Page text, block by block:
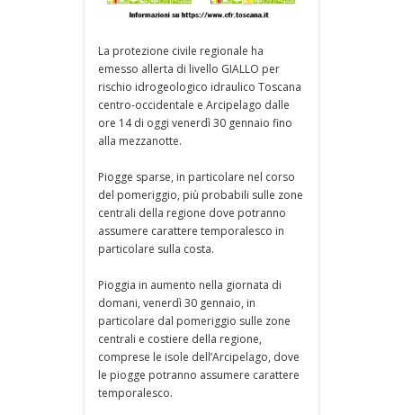
La protezione civile regionale ha
emesso allerta di livello GIALLO per
rischio idrogeologico idraulico Toscana
centro-occidentale e Arcipelago dalle
ore 14 di oggi venerdì 30 gennaio fino
alla mezzanotte.
Piogge sparse, in particolare nel corso
del pomeriggio, più probabili sulle zone
centrali della regione dove potranno
assumere carattere temporalesco in
particolare sulla costa.
Pioggia in aumento nella giornata di
domani, venerdì 30 gennaio, in
particolare dal pomeriggio sulle zone
centrali e costiere della regione,
comprese le isole dell’Arcipelago, dove
le piogge potranno assumere carattere
temporalesco.